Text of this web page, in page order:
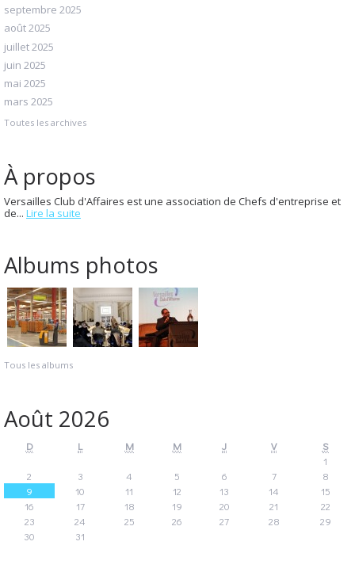
septembre 2025
août 2025
juillet 2025
juin 2025
mai 2025
mars 2025
Toutes les archives
À propos
Versailles Club d'Affaires est une association de Chefs d'entreprise et
de... Lire la suite
Albums photos
Tous les albums
Août 2026
D L M M J V
S
1
2
3 4 5 6 7
8
9
10 11 12 13 14
15
16
17 18 19 20 21
22
23
24 25 26 27 28
29
30
31